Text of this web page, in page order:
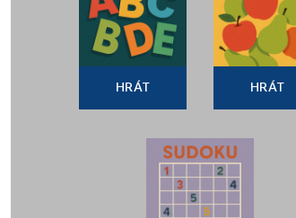
HRÁT HRÁT